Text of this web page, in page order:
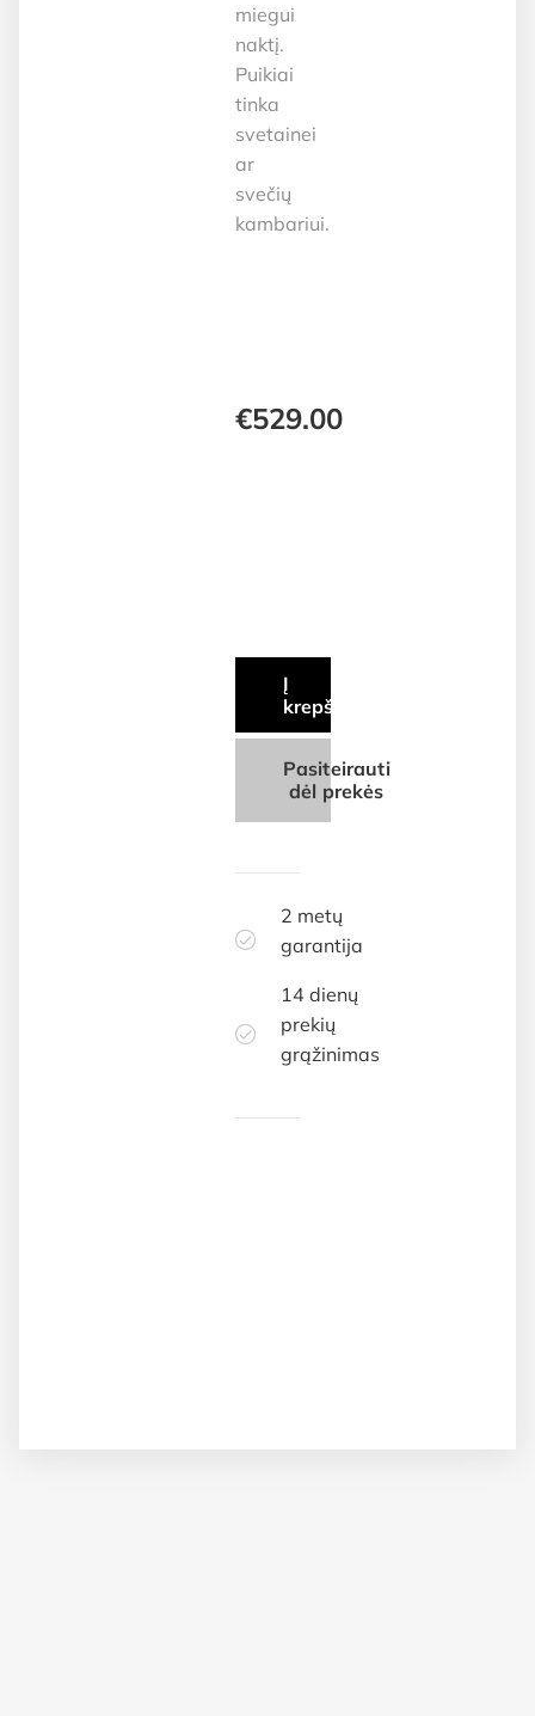
miegui
naktį.
Puikiai
tinka
svetainei
ar
svečių
kambariui.
€529.00
Į
krepšelį
Pasiteirauti
dėl prekės
2 metų
garantija
14 dienų
prekių
grąžinimas